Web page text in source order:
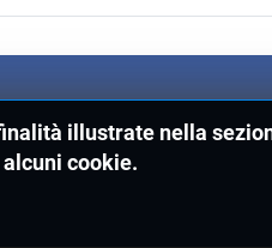
illustrate nella
cookie.